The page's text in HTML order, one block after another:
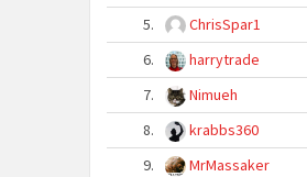
5.
ChrisSpar1
6.
harrytrade
7.
Nimueh
8.
krabbs360
9.
MrMassaker